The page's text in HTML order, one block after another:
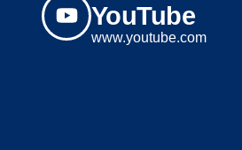
YouTube
www.youtube.com